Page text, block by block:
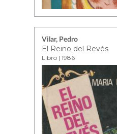
Vilar, Pedro
El Reino del Revés
Libro | 1986